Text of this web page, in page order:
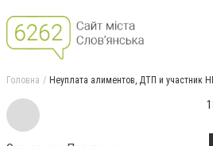
Головна Неуплата алиментов, ДТП и участник